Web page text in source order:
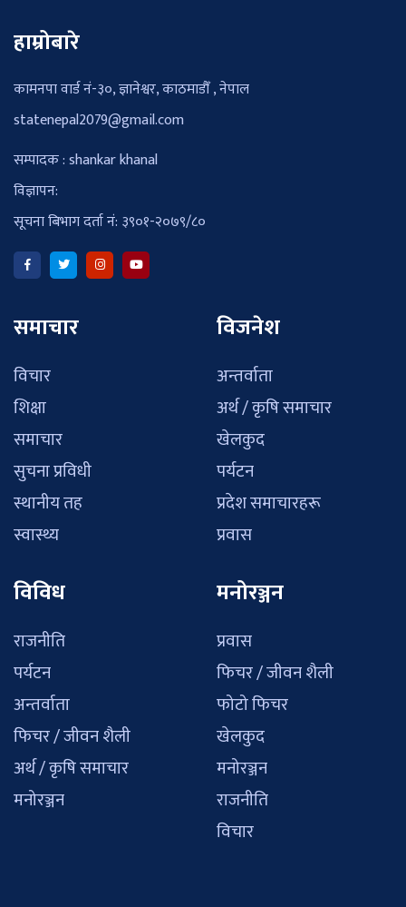
हाम्रोबारे
कामनपा वार्ड नं-३०, ज्ञानेश्वर, काठमाडौँ , नेपाल
statenepal2079@gmail.com
सम्पादक : shankar khanal
विज्ञापन:
सूचना बिभाग दर्ता नं: ३९०१-२०७९/८०
समाचार
विचार
शिक्षा
समाचार
सुचना प्रविधी
स्थानीय तह
स्वास्थ्य
विजनेश
अन्तर्वाता
अर्थ / कृषि समाचार
खेलकुद
पर्यटन
प्रदेश समाचारहरू
प्रवास
विविध
राजनीति
पर्यटन
अन्तर्वाता
फिचर / जीवन शैली
अर्थ / कृषि समाचार
मनोरञ्जन
मनोरञ्जन
प्रवास
फिचर / जीवन शैली
फोटो फिचर
खेलकुद
मनोरञ्जन
राजनीति
विचार